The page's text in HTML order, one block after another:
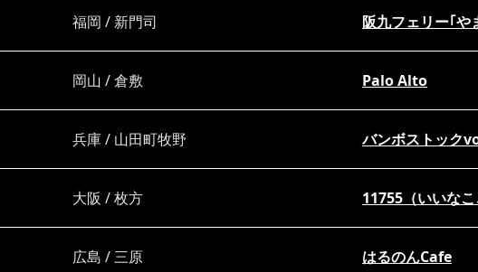
福岡 / 新門司 阪九フェリー｢や
岡山 / 倉敷 Palo Alto
兵庫 / 山田町牧野 バンボストック
大阪 / 枚方 11755（いいな
広島 / 三原 はるのんCafe